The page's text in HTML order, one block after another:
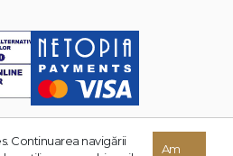
TREI. Toate drepturile rezervate.
Continuarea navigării
Am